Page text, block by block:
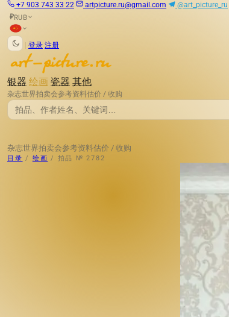
+7 903 743 33 22 artpicture.ru@gmail.com @art_picture_ru
₽RUB
登录 注册
银器 绘画 瓷器 其他
杂志世界拍卖会参考资料估价 / 收购
杂志世界拍卖会参考资料估价 / 收购
目录 / 绘画 / 拍品 № 2782